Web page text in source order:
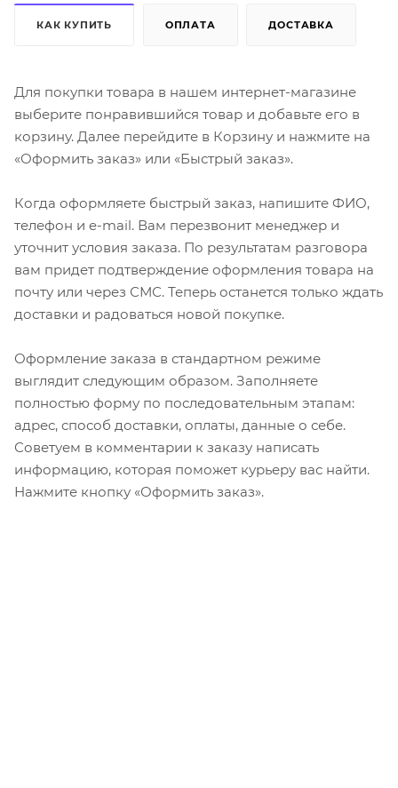
КАК КУПИТЬ ОПЛАТА ДОСТАВКА
Для покупки товара в нашем интернет-магазине
выберите понравившийся товар и добавьте его в
корзину. Далее перейдите в Корзину и нажмите на
«Оформить заказ» или «Быстрый заказ».
Когда оформляете быстрый заказ, напишите ФИО,
телефон и e-mail. Вам перезвонит менеджер и
уточнит условия заказа. По результатам разговора
вам придет подтверждение оформления товара на
почту или через СМС. Теперь останется только ждать
доставки и радоваться новой покупке.
Оформление заказа в стандартном режиме
выглядит следующим образом. Заполняете
полностью форму по последовательным этапам:
адрес, способ доставки, оплаты, данные о себе.
Советуем в комментарии к заказу написать
информацию, которая поможет курьеру вас найти.
Нажмите кнопку «Оформить заказ».